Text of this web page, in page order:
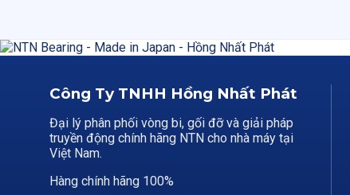
Công Ty TNHH Hồng Nhất Phát
Đại lý phân phối vòng bi, gối đỡ và giải pháp
truyền động chính hãng NTN cho nhà máy tại
Việt Nam.
Hàng chính hãng 100%